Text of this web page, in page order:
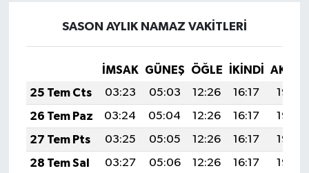
SASON AYLIK NAMAZ VAKITLERI
İMSAK GÜNEŞ ÖĞLE İKINDI
25 Tem Cts
03:23 05:03 12:26 16:17
19:38
26 Tem Paz
03:24 05:04 12:26 16:17
19:38
27 Tem Pts
03:25 05:05 12:26 16:17
19:37
28 Tem Sal
03:27 05:06 12:26 16:17
19:36